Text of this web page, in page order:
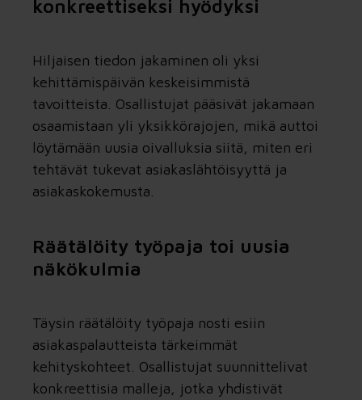
konkreettiseksi hyödyksi
Hiljaisen tiedon jakaminen oli yksi
kehittämispäivän keskeisimmistä
tavoitteista. Osallistujat pääsivät jakamaan
osaamistaan yli yksikkörajojen, mikä auttoi
löytämään uusia oivalluksia siitä, miten eri
tehtävät tukevat asiakaslähtöisyyttä ja
asiakaskokemusta.
Räätälöity työpaja toi uusia
näkökulmia
Täysin räätälöity työpaja nosti esiin
asiakaspalautteista tärkeimmät
kehityskohteet. Osallistujat suunnittelivat
konkreettisia malleja, jotka yhdistivät